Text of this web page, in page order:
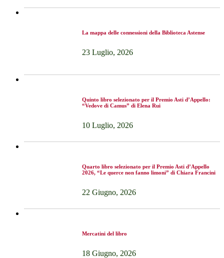
La mappa delle connessioni della Biblioteca Astense
23 Luglio, 2026
Quinto libro selezionato per il Premio Asti d’Appello:
“Vedove di Camus” di Elena Rui
10 Luglio, 2026
Quarto libro selezionato per il Premio Asti d’Appello
2026, “Le querce non fanno limoni” di Chiara Francini
22 Giugno, 2026
Mercatini del libro
18 Giugno, 2026